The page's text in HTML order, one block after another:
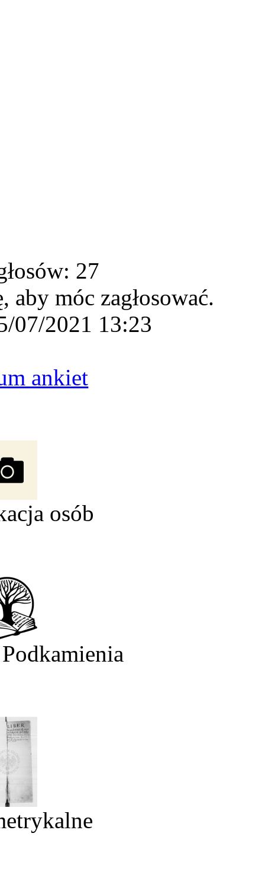
27
aby móc zagłosować.
07/2021 13:23
ankiet
osób